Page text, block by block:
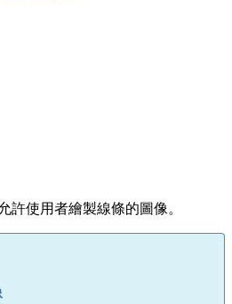
允許使用者繪製線條的圖像。